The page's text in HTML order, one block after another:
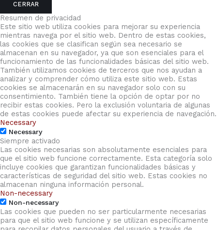
CERRAR
Resumen de privacidad
Este sitio web utiliza cookies para mejorar su experiencia
mientras navega por el sitio web. Dentro de estas cookies,
las cookies que se clasifican según sea necesario se
almacenan en su navegador, ya que son esenciales para el
funcionamiento de las funcionalidades básicas del sitio web.
También utilizamos cookies de terceros que nos ayudan a
analizar y comprender cómo utiliza este sitio web. Estas
cookies se almacenarán en su navegador solo con su
consentimiento. También tiene la opción de optar por no
recibir estas cookies. Pero la exclusión voluntaria de algunas
de estas cookies puede afectar su experiencia de navegación.
Necessary
Necessary
Siempre activado
Las cookies necesarias son absolutamente esenciales para
que el sitio web funcione correctamente. Esta categoría solo
incluye cookies que garantizan funcionalidades básicas y
características de seguridad del sitio web. Estas cookies no
almacenan ninguna información personal.
Non-necessary
Non-necessary
Las cookies que pueden no ser particularmente necesarias
para que el sitio web funcione y se utilizan específicamente